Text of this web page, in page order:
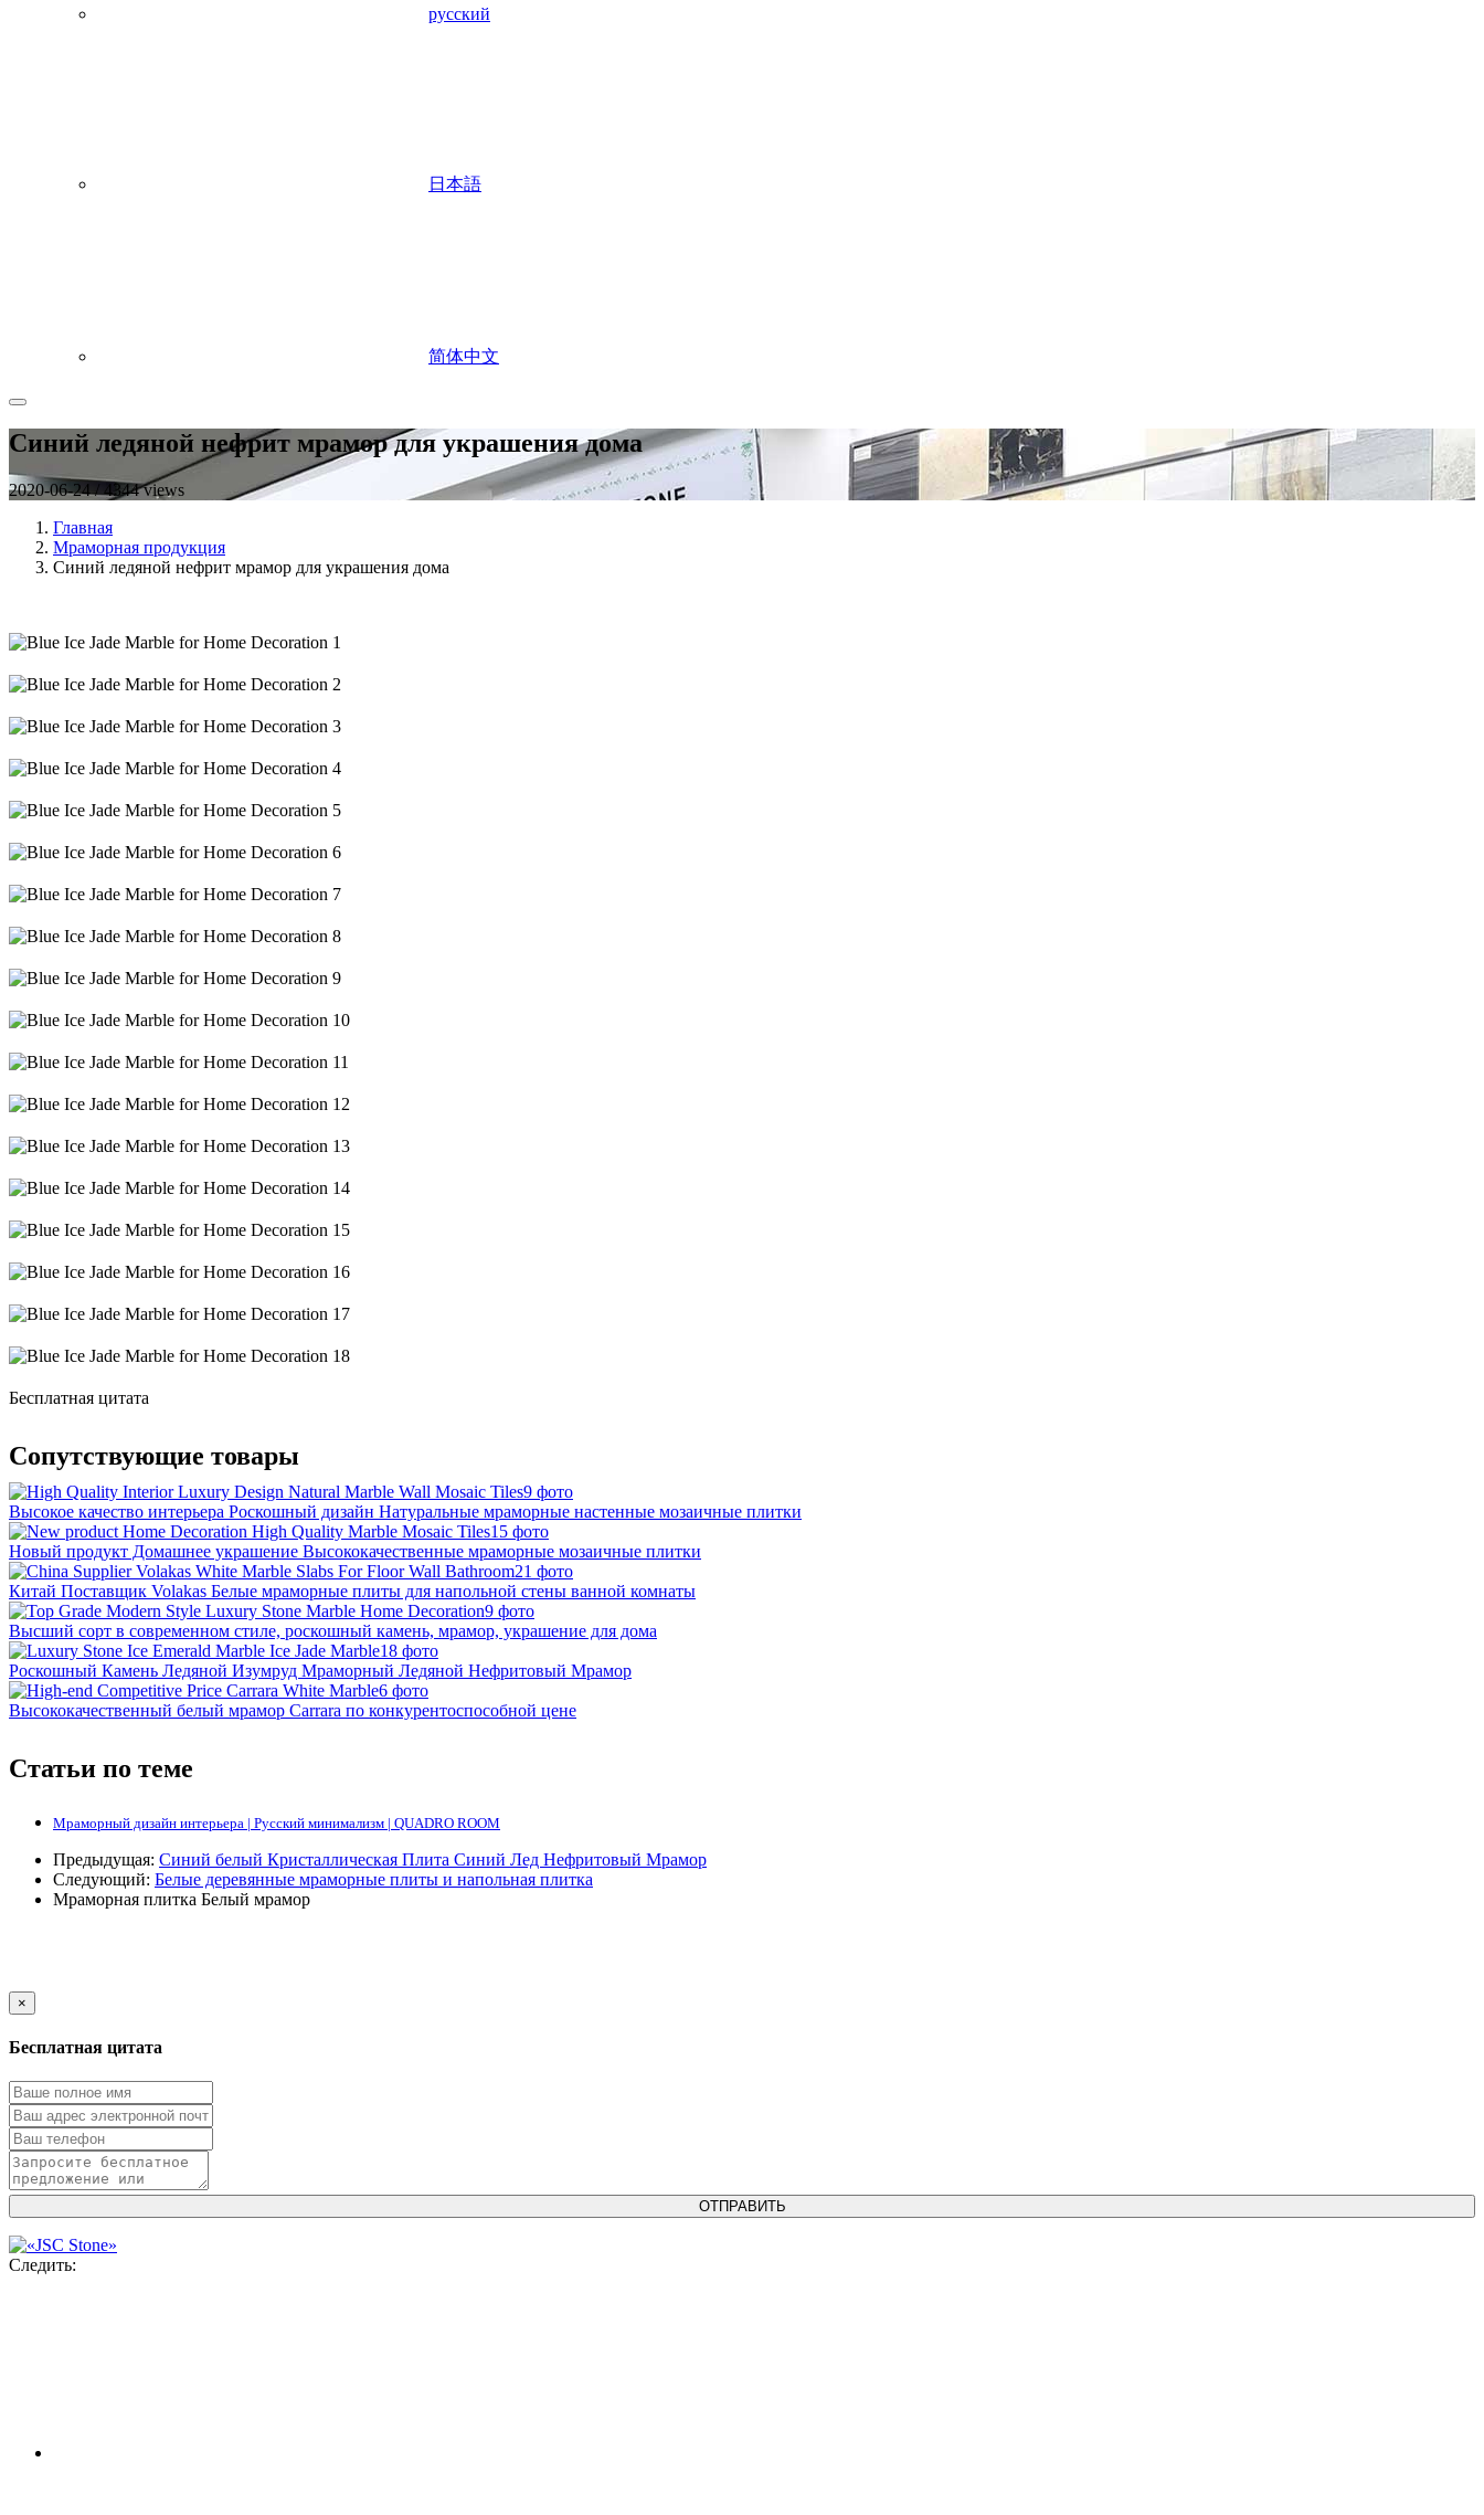
русский
日本語
简体中文
Синий ледяной нефрит мрамор для украшения дома
2020-06-24 / 4344 views
Главная
Мраморная продукция
Синий ледяной нефрит мрамор для украшения дома
Бесплатная цитата
Сопутствующие товары
9 фото
Высокое качество интерьера Роскошный дизайн Натуральные мраморные настенные мозаичные плитки
15 фото
Новый продукт Домашнее украшение Высококачественные мраморные мозаичные плитки
21 фото
Китай Поставщик Volakas Белые мраморные плиты для напольной стены ванной комнаты
9 фото
Высший сорт в современном стиле, роскошный камень, мрамор, украшение для дома
18 фото
Роскошный Камень Ледяной Изумруд Мраморный Ледяной Нефритовый Мрамор
6 фото
Высококачественный белый мрамор Carrara по конкурентоспособной цене
Статьи по теме
Мраморный дизайн интерьера | Русский минимализм | QUADRO ROOM
Предыдущая: Синий белый Кристаллическая Плита Синий Лед Нефритовый Мрамор
Следующий: Белые деревянные мраморные плиты и напольная плитка
Мраморная плитка Белый мрамор
×
Бесплатная цитата
Следить: